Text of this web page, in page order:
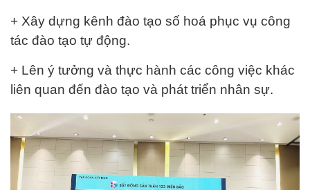
+ Xây dựng kênh đào tạo số hoá phục vụ công
tác đào tạo tự động.
+ Lên ý tưởng và thực hành các công việc khác
liên quan đến đào tạo và phát triển nhân sự.